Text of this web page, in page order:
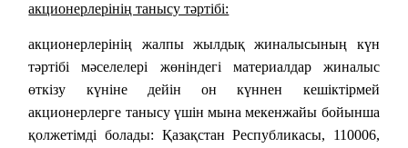
акционерлерінің танысу тәртібі:
акционерлерінің жалпы жылдық жиналысының күн
тәртібі мәселелері жөніндегі материалдар жиналыс
өткізу күніне дейін он күннен кешіктірмей
акционерлерге танысу үшін мына мекенжайы бойынша
қолжетімді болады: Қазақстан Республикасы, 110006,